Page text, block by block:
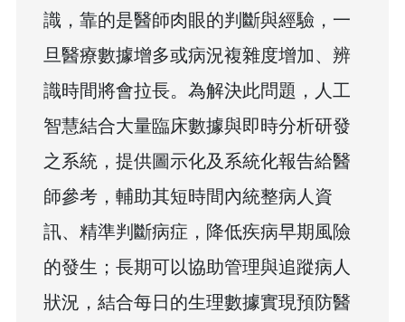
識，靠的是醫師肉眼的判斷與經驗，一
旦醫療數據增多或病況複雜度增加、辨
識時間將會拉長。為解決此問題，人工
智慧結合大量臨床數據與即時分析研發
之系統，提供圖示化及系統化報告給醫
師參考，輔助其短時間內統整病人資
訊、精準判斷病症，降低疾病早期風險
的發生；長期可以協助管理與追蹤病人
狀況，結合每日的生理數據實現預防醫